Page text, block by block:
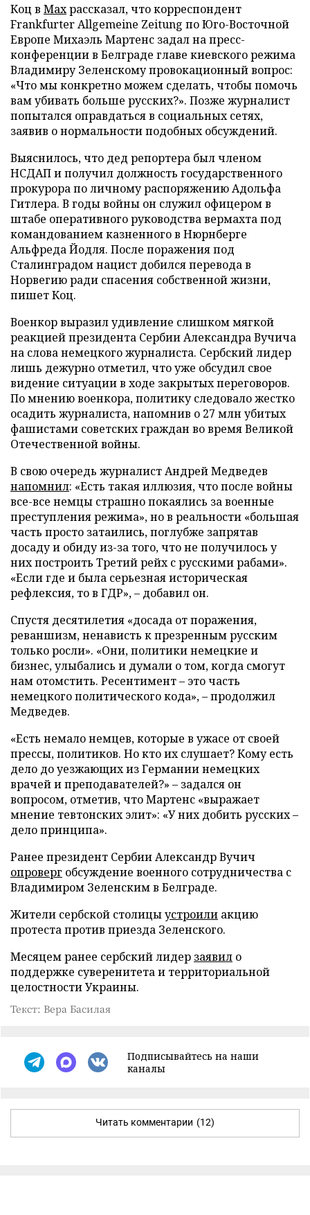
Коц в Махрассказал, что корреспондент
Frankfurter Allgemeine Zeitung по Юго-Восточной
Европе Михаэль Мартенс задал на пресс-
конференции в Белграде главе киевского режима
Владимиру Зеленскому провокационный вопрос:
«Что мы конкретно можем сделать, чтобы помочь
вам убивать больше русских?». Позже журналист
попытался оправдаться в социальных сетях,
заявив о нормальности подобных обсуждений.
Выяснилось, что дед репортера был членом
НСДАП и получил должность государственного
прокурора по личному распоряжению Адольфа
Гитлера. В годы войны он служил офицером в
штабе оперативного руководства вермахта под
командованием казненного в Нюрнберге
Альфреда Йодля. После поражения под
Сталинградом нацист добился перевода в
Норвегию ради спасения собственной жизни,
пишет Коц.
Военкор выразил удивление слишком мягкой
реакцией президента Сербии Александра Вучича
на слова немецкого журналиста. Сербский лидер
лишь дежурно отметил, что уже обсудил свое
видение ситуации в ходе закрытых переговоров.
По мнению военкора, политику следовало жестко
осадить журналиста, напомнив о 27 млн убитых
фашистами советских граждан во время Великой
Отечественной войны.
В свою очередь журналист Андрей Медведев
напомнил: «Есть такая иллюзия, что после войны
все-все немцы страшно покаялись за военные
преступления режима», но в реальности «большая
часть просто затаились, поглубже запрятав
досаду и обиду из-за того, что не получилось у
них построить Третий рейх с русскими рабами».
«Если где и была серьезная историческая
рефлексия, то в ГДР», – добавил он.
Спустя десятилетия «досада от поражения,
реваншизм, ненависть к презренным русским
только росли». «Они, политики немецкие и
бизнес, улыбались и думали о том, когда смогут
нам отомстить. Ресентимент – это часть
немецкого политического кода», – продолжил
Медведев.
«Есть немало немцев, которые в ужасе от своей
прессы, политиков. Но кто их слушает? Кому есть
дело до уезжающих из Германии немецких
врачей и преподавателей?» – задался он
вопросом, отметив, что Мартенс «выражает
мнение тевтонских элит»: «У них добить русских –
дело принципа».
Ранее президент Сербии Александр Вучич
опроверг обсуждение военного сотрудничества с
Владимиром Зеленским в Белграде.
Жители сербской столицыустроили акцию
протеста против приезда Зеленского.
Месяцем ранее сербский лидер заявил о
поддержке суверенитета и территориальной
целостности Украины.
Текст: Вера Басилая
Подписывайтесь на наши
каналы
Читать комментарии (12)